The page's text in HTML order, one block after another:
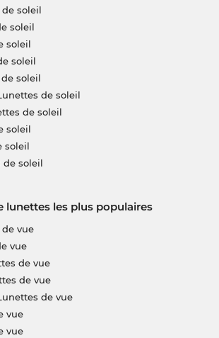
de soleil
soleil
soleil
soleil
soleil
de soleil
de soleil
soleil
soleil
de soleil
lunettes les plus populaires
vue
vue
de vue
de vue
de vue
vue
vue